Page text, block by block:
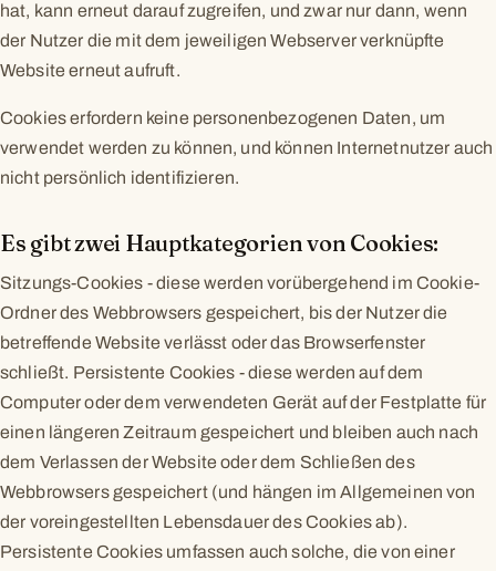
hat, kann erneut darauf zugreifen, und zwar nur dann, wenn
der Nutzer die mit dem jeweiligen Webserver verknüpfte
Website erneut aufruft.
Cookies erfordern keine personenbezogenen Daten, um
verwendet werden zu können, und können Internetnutzer auch
nicht persönlich identifizieren.
Es gibt zwei Hauptkategorien von Cookies:
Sitzungs-Cookies - diese werden vorübergehend im Cookie-
Ordner des Webbrowsers gespeichert, bis der Nutzer die
betreffende Website verlässt oder das Browserfenster
schließt. Persistente Cookies - diese werden auf dem
Computer oder dem verwendeten Gerät auf der Festplatte für
einen längeren Zeitraum gespeichert und bleiben auch nach
dem Verlassen der Website oder dem Schließen des
Webbrowsers gespeichert (und hängen im Allgemeinen von
der voreingestellten Lebensdauer des Cookies ab).
Persistente Cookies umfassen auch solche, die von einer